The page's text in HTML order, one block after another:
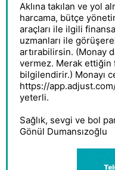
Aklına takılan ve yol
harcama, bütçe
araçları ile ilgili
uzmanları ile
artırabilirsin. (Monay
vermez. Merak ettiğin
bilgilendirir.) Monayı
https://
yeterli.
Sağlık, sevgi ve bol
Gönül Dumansızoğlu